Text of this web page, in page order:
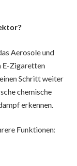
Aerosole und
E-Zigaretten
Schritt weiter
chemische
erkennen.
Funktionen: